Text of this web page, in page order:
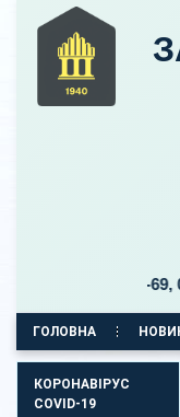
29-69, 063-853-
ГОЛОВНА
КОРОНАВІРУС
COVID-19